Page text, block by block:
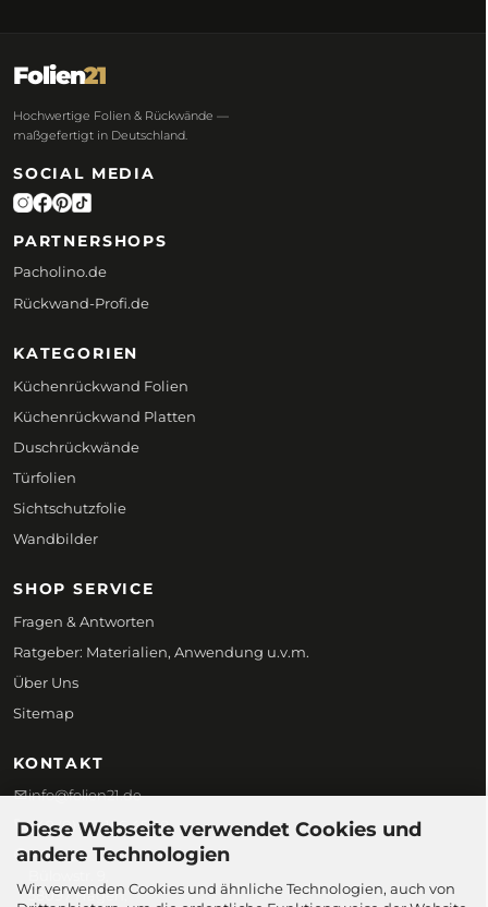
Diese Webseite verwendet Cookies und
andere Technologien
Wir verwenden Cookies und ähnliche Technologien, auch von
Folien21
Hochwertige Folien & Rückwände —
maßgefertigt in Deutschland.
SOCIAL MEDIA
PARTNERSHOPS
Pacholino.de
Rückwand-Profi.de
KATEGORIEN
Küchenrückwand Folien
Küchenrückwand Platten
Duschrückwände
Türfolien
Sichtschutzfolie
Wandbilder
SHOP SERVICE
Fragen & Antworten
Ratgeber: Materialien, Anwendung u.v.m.
Über Uns
Sitemap
KONTAKT
info@folien21.de
+49 (0) 172 186 45 98
Folien21
58097 Hagen,